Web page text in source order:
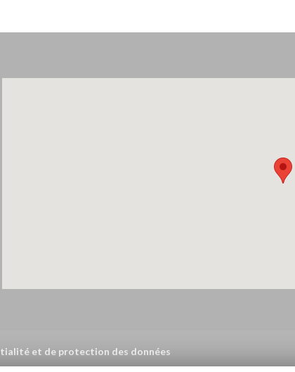
et de protection des données